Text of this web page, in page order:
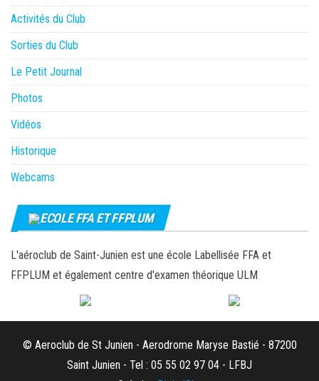
Activités du Club
Sorties du Club
Le Petit Journal
Photos
Vidéos
Historique
Webcams
ECOLE FFA ET FFPLUM
L'aéroclub de Saint-Junien est une école Labellisée FFA et
FFPLUM et également centre d'examen théorique ULM
© Aeroclub de St Junien - Aerodrome Maryse Bastié - 87200
Saint Junien - Tel : 05 55 02 97 04 - LFBJ